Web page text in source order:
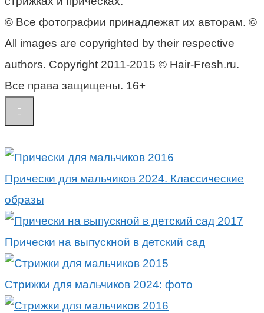
© Все фотографии принадлежат их авторам. ©
All images are copyrighted by their respective
authors. Copyright 2011-2015 © Hair-Fresh.ru.
Все права защищены. 16+
Прически для мальчиков 2024. Классические
образы
Прически на выпускной в детский сад
Стрижки для мальчиков 2024: фото